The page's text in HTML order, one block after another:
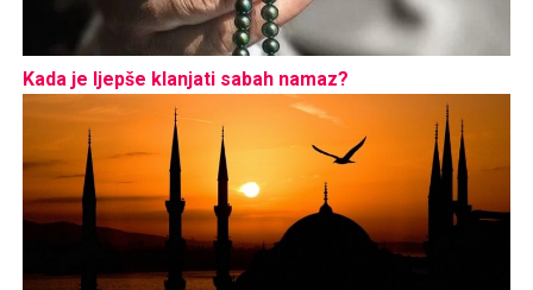
Kada je ljepše klanjati sabah namaz?